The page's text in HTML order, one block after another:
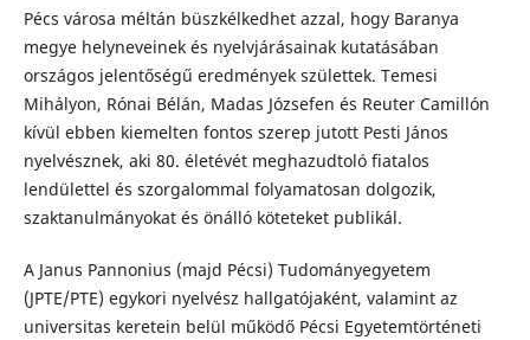
Pécs városa méltán büszkélkedhet azzal, hogy Baranya
megye helyneveinek és nyelvjárásainak kutatásában
országos jelentőségű eredmények születtek. Temesi
Mihályon, Rónai Bélán, Madas Józsefen és Reuter Camillón
kívül ebben kiemelten fontos szerep jutott Pesti János
nyelvésznek, aki 80. életévét meghazudtoló fiatalos
lendülettel és szorgalommal folyamatosan dolgozik,
szaktanulmányokat és önálló köteteket publikál.
A Janus Pannonius (majd Pécsi) Tudományegyetem
(JPTE/PTE) egykori nyelvész hallgatójaként, valamint az
universitas keretein belül működő Pécsi Egyetemtörténeti